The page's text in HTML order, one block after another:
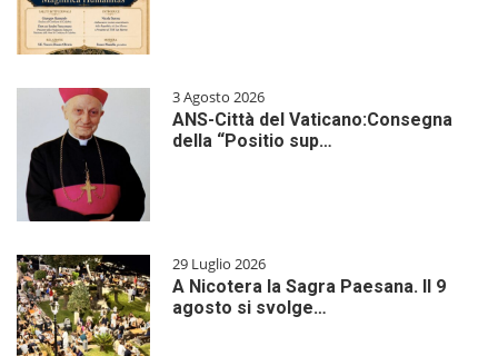
3 Agosto 2026
ANS-Città del Vaticano:Consegna
della “Positio sup…
29 Luglio 2026
A Nicotera la Sagra Paesana. Il 9
agosto si svolge…